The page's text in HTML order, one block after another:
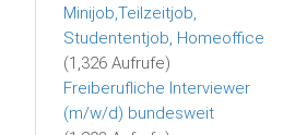
Minijob,Teilzeitjob,
Studententjob, Homeoffice
(1,326 Aufrufe)
Freiberufliche Interviewer
(m/w/d) bundesweit